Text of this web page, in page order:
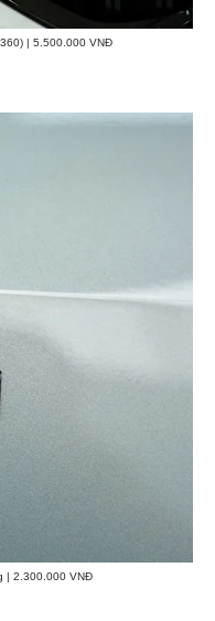
| 5.500.000 VNĐ
| 2.300.000 VNĐ